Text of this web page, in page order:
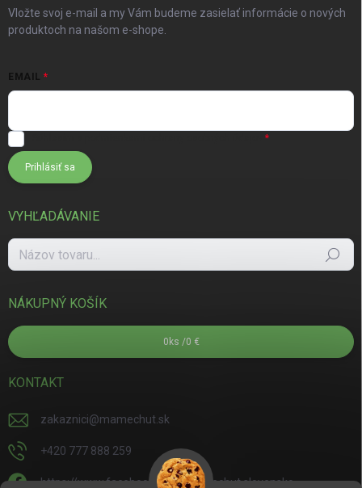
Vložte svoj e-mail a my Vám budeme zasielať informácie o nových
produktoch na našom e-shope.
EMAIL
Prihlásiť sa
VYHĽADÁVANIE
Hľadať
NÁKUPNÝ KOŠÍK
0 ks /0 €
KONTAKT
zakaznici@mamechut.sk
+420 777 888 259
https://www.facebook.com/mamechut.slovensko